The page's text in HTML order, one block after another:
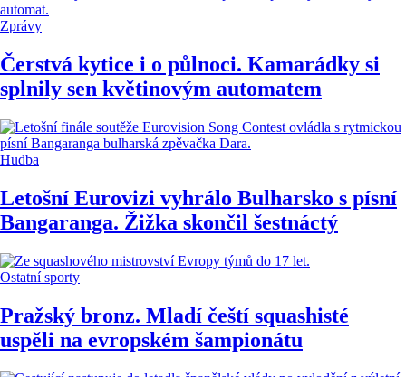
Zprávy
Čerstvá kytice i o půlnoci. Kamarádky si
splnily sen květinovým automatem
Hudba
Letošní Eurovizi vyhrálo Bulharsko s písní
Bangaranga. Žižka skončil šestnáctý
Ostatní sporty
Pražský bronz. Mladí čeští squashisté
uspěli na evropském šampionátu